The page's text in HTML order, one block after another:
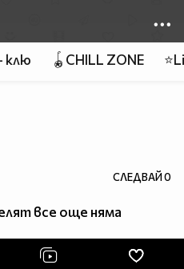
клю 🪀CHILL ZONE
СЛЕДВАЙ0
все още няма